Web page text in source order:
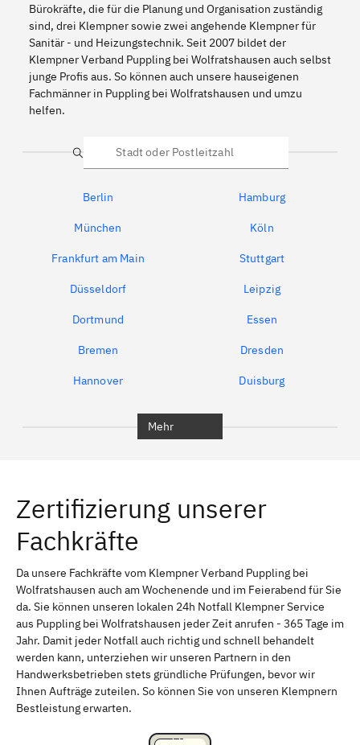
Bürokräfte, die für die Planung und Organisation zuständig
sind, drei Klempner sowie zwei angehende Klempner für
Sanitär - und Heizungstechnik. Seit 2007 bildet der
Klempner Verband Puppling bei Wolfratshausen auch selbst
junge Profis aus. So können auch unsere hauseigenen
Fachmänner in Puppling bei Wolfratshausen und umzu
helfen.
Suche
Berlin Hamburg
München Köln
Frankfurt am Main Stuttgart
Düsseldorf Leipzig
Dortmund Essen
Bremen Dresden
Hannover Duisburg
Erlangen Bamberg
Bayreuth
Schweinfurt Passau
Freising Rudelsdorf, Mittelfranken
Mehr
Zertifizierung unserer
Fachkräfte
Da unsere Fachkräfte vom Klempner Verband Puppling bei
Wolfratshausen auch am Wochenende und im Feierabend für Sie
da. Sie können unseren lokalen 24h Notfall Klempner Service
aus Puppling bei Wolfratshausen jeder Zeit anrufen - 365 Tage im
Jahr. Damit jeder Notfall auch richtig und schnell behandelt
werden kann, unterziehen wir unseren Partnern in den
Handwerksbetrieben stets gründliche Prüfungen, bevor wir
Ihnen Aufträge zuteilen. So können Sie von unseren Klempnern
Bestleistung erwarten.